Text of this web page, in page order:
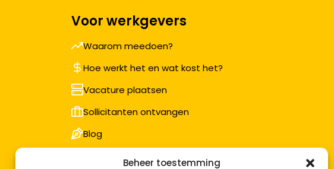
Beheer toestemming
Voor werkgevers
Waarom meedoen?
Hoe werkt het en wat kost het?
Vacature plaatsen
Sollicitanten ontvangen
Blog